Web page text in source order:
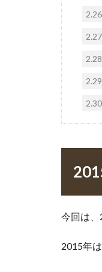
2.26
2.27
2.28
2.29
2.30
今回は、
2015年